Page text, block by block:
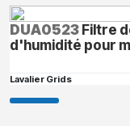
DUA0523Filtre
d'humidité pour
Lavalier Grids